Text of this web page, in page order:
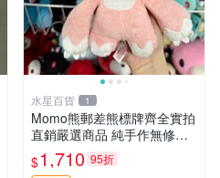
水星百貨 1
Momo熊郵差熊標牌齊全實拍
直銷嚴選商品 純手作無修圖
可收藏 郵差熊 Momo熊 標牌
商品
$1,710 95折